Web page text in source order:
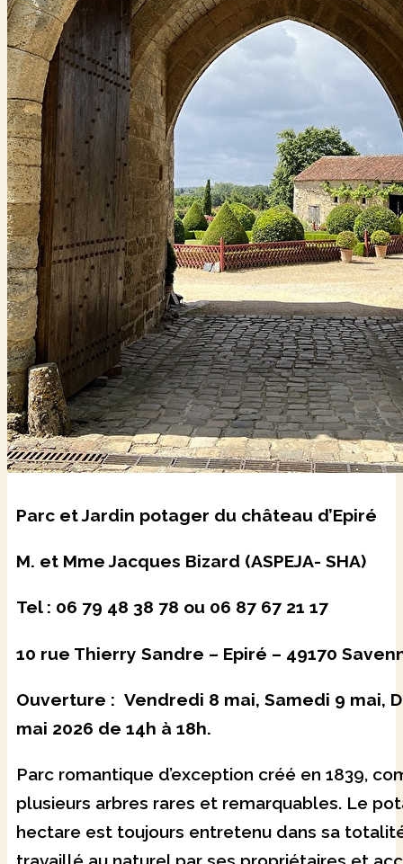
Parc et Jardin potager du château d’Epiré
M. et Mme Jacques Bizard (ASPEJA- SHA)
Tel : 06 79 48 38 78 ou 06 87 67 21 17
10 rue Thierry Sandre – Epiré – 49170
Ouverture : Vendredi 8 mai, Samedi 9 mai,
mai 2026 de 14h à 18h.
Parc romantique d’exception créé en 1839,
plusieurs arbres rares et remarquables. Le
hectare est toujours entretenu dans sa